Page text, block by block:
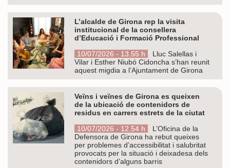
L’alcalde de Girona rep la visita
institucional de la consellera
d’Educació i Formació Professional
10/07/2026 - 13.55 h
Lluc Salellas i
Vilar i Esther Niubó Cidoncha s’han reunit
aquest migdia a l’Ajuntament de Girona
Veïns i veïnes de Girona es queixen
de la ubicació de contenidors de
residus en carrers estrets de la ciutat
10/07/2026 - 12.54 h
L’Oficina de la
Defensora de Girona ha rebut queixes
per problemes d’accessibilitat i salubritat
provocats per la situació i deixadesa dels
contenidors d’alguns barris